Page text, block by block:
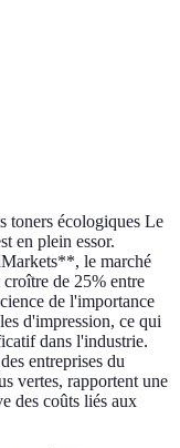
toners écologiques Le
en plein essor.
le marché
de 25% entre
de l'importance
d'impression, ce qui
dans l'industrie.
entreprises du
vertes, rapportent une
des coûts liés aux